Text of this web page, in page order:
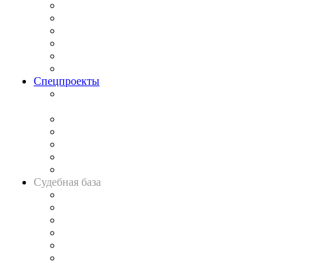
Спецпроекты
Судебная база